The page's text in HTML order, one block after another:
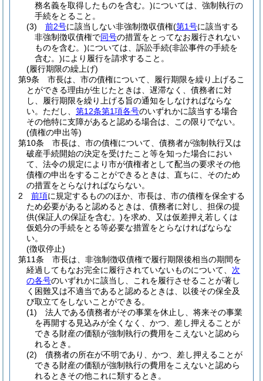
務名義を取得したものを含む。)については、強制執行の
手続をとること。
(3)
前2号に該当しない非強制徴収債権(第1号に該当する
非強制徴収債権で同号の措置をとってなお履行されない
ものを含む。)については、訴訟手続(非訟事件の手続を
含む。)により履行を請求すること。
(履行期限の繰上げ)
第9条
市長は、市の債権について、履行期限を繰り上げるこ
とができる理由が生じたときは、遅滞なく、債務者に対
し、履行期限を繰り上げる旨の通知をしなければならな
い。 ただし、 第12条第1項各号のいずれかに該当する場合
その他特に支障があると認める場合は、この限りでない。
(債権の申出等)
第10条
市長は、市の債権について、債務者が強制執行又は
破産手続開始の決定を受けたこと等を知った場合におい
て、法令の規定により市が債権者として配当の要求その他
債権の申出をすることができるときは、直ちに、そのため
の措置をとらなければならない。
2
前項に規定するもののほか、市長は、市の債権を保全する
ため必要があると認めるときは、債務者に対し、担保の提
供(保証人の保証を含む。)を求め、又は仮差押え若しくは
仮処分の手続をとる等必要な措置をとらなければならな
い。
(徴収停止)
第11条
市長は、非強制徴収債権で履行期限後相当の期間を
経過してもなお完全に履行されていないものについて、 次
の各号のいずれかに該当し、これを履行させることが著し
く困難又は不適当であると認めるときは、以後その保全及
び取立てをしないことができる。
(1)
法人である債務者がその事業を休止し、将来その事業
を再開する見込みが全くなく、かつ、差し押えることが
できる財産の価額が強制執行の費用をこえないと認めら
れるとき。
(2)
債務者の所在が不明であり、かつ、差し押えることが
できる財産の価額が強制執行の費用をこえないと認めら
れるときその他これに類するとき。